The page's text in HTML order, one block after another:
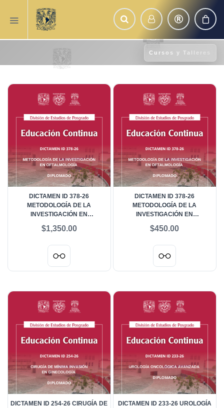
Cursos y Talleres
DICTAMEN ID 378-26
METODOLOGÍA DE LA
INVESTIGACIÓN EN
EXTRANJEROS
$1,350.00
DICTAMEN ID 378-26
METODOLOGÍA DE LA
INVESTIGACIÓN EN
NACIONALES
$450.00
DICTAMEN ID 254-26 CIRUGÍA DE
DICTAMEN ID 233-26 UROLOGÍA